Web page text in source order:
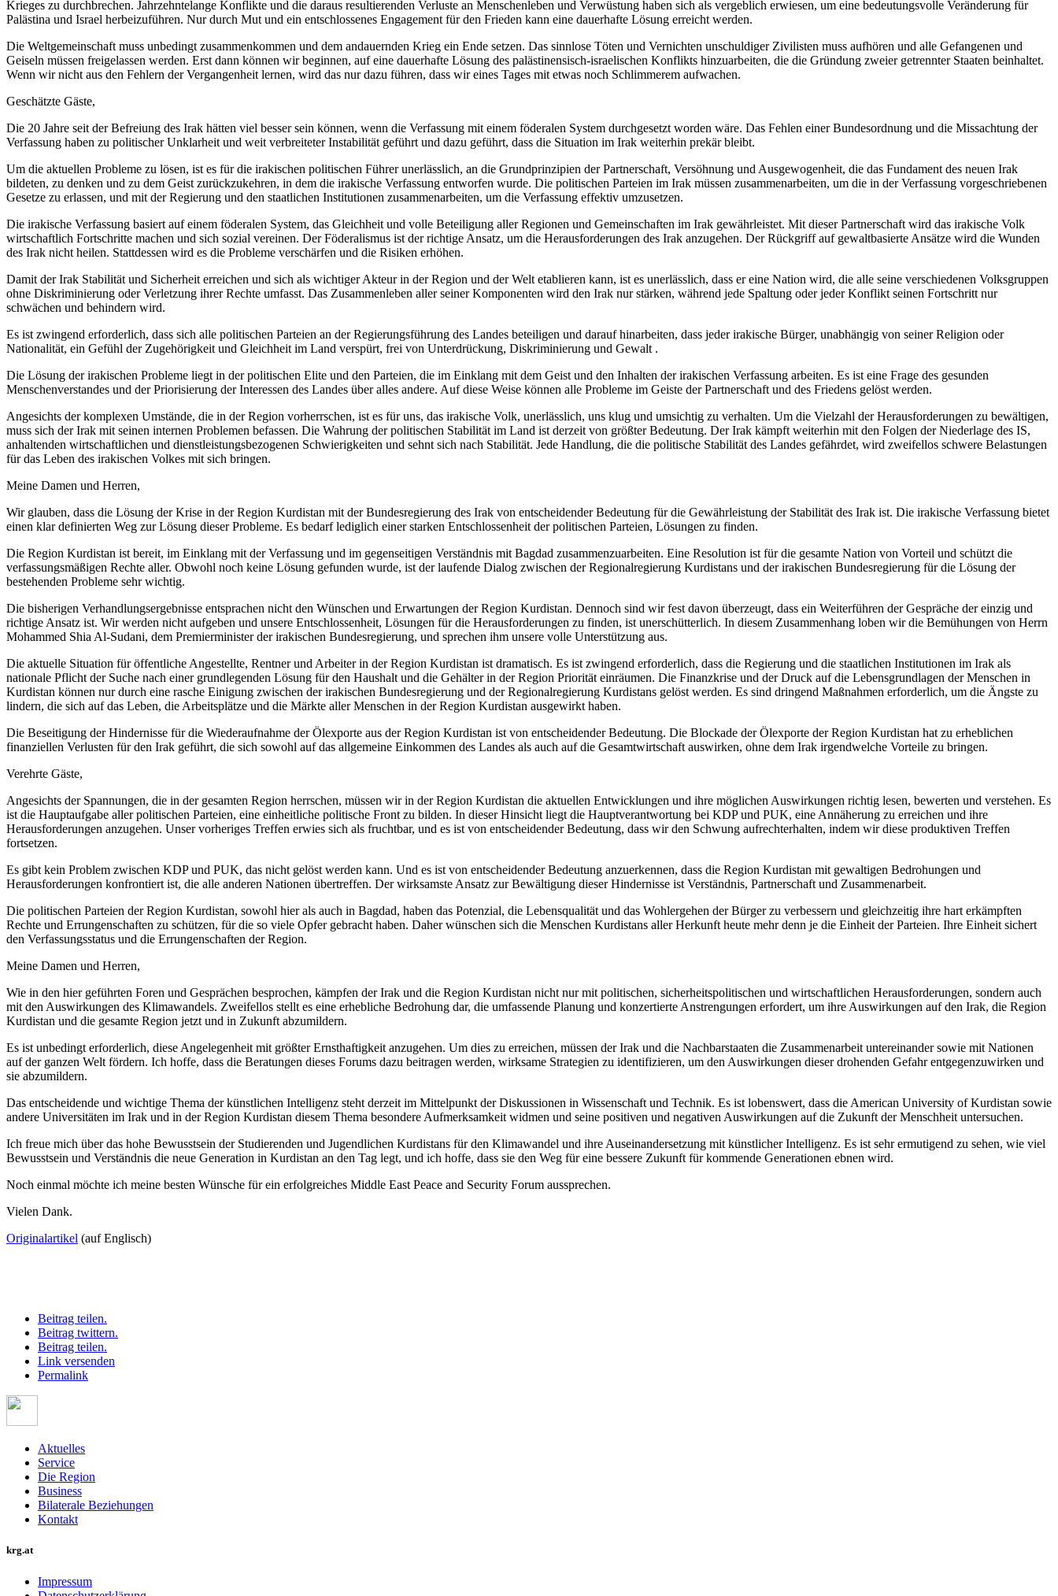
Krieges zu durchbrechen. Jahrzehntelange Konflikte und die daraus resultierenden Verluste an Menschenleben und Verwüstung haben sich als vergeblich erwiesen, um eine bedeutungsvolle Veränderung für
Palästina und Israel herbeizuführen. Nur durch Mut und ein entschlossenes Engagement für den Frieden kann eine dauerhafte Lösung erreicht werden.
Die Weltgemeinschaft muss unbedingt zusammenkommen und dem andauernden Krieg ein Ende setzen. Das sinnlose Töten und Vernichten unschuldiger Zivilisten muss aufhören und alle Gefangenen und
Geiseln müssen freigelassen werden. Erst dann können wir beginnen, auf eine dauerhafte Lösung des palästinensisch-israelischen Konflikts hinzuarbeiten, die die Gründung zweier getrennter Staaten beinhaltet.
Wenn wir nicht aus den Fehlern der Vergangenheit lernen, wird das nur dazu führen, dass wir eines Tages mit etwas noch Schlimmerem aufwachen.
Geschätzte Gäste,
Die 20 Jahre seit der Befreiung des Irak hätten viel besser sein können, wenn die Verfassung mit einem föderalen System durchgesetzt worden wäre. Das Fehlen einer Bundesordnung und die Missachtung der
Verfassung haben zu politischer Unklarheit und weit verbreiteter Instabilität geführt und dazu geführt, dass die Situation im Irak weiterhin prekär bleibt.
Um die aktuellen Probleme zu lösen, ist es für die irakischen politischen Führer unerlässlich, an die Grundprinzipien der Partnerschaft, Versöhnung und Ausgewogenheit, die das Fundament des neuen Irak
bildeten, zu denken und zu dem Geist zurückzukehren, in dem die irakische Verfassung entworfen wurde. Die politischen Parteien im Irak müssen zusammenarbeiten, um die in der Verfassung vorgeschriebenen
Gesetze zu erlassen, und mit der Regierung und den staatlichen Institutionen zusammenarbeiten, um die Verfassung effektiv umzusetzen.
Die irakische Verfassung basiert auf einem föderalen System, das Gleichheit und volle Beteiligung aller Regionen und Gemeinschaften im Irak gewährleistet. Mit dieser Partnerschaft wird das irakische Volk
wirtschaftlich Fortschritte machen und sich sozial vereinen. Der Föderalismus ist der richtige Ansatz, um die Herausforderungen des Irak anzugehen. Der Rückgriff auf gewaltbasierte Ansätze wird die Wunden
des Irak nicht heilen. Stattdessen wird es die Probleme verschärfen und die Risiken erhöhen.
Damit der Irak Stabilität und Sicherheit erreichen und sich als wichtiger Akteur in der Region und der Welt etablieren kann, ist es unerlässlich, dass er eine Nation wird, die alle seine verschiedenen Volksgruppen
ohne Diskriminierung oder Verletzung ihrer Rechte umfasst. Das Zusammenleben aller seiner Komponenten wird den Irak nur stärken, während jede Spaltung oder jeder Konflikt seinen Fortschritt nur
schwächen und behindern wird.
Es ist zwingend erforderlich, dass sich alle politischen Parteien an der Regierungsführung des Landes beteiligen und darauf hinarbeiten, dass jeder irakische Bürger, unabhängig von seiner Religion oder
Nationalität, ein Gefühl der Zugehörigkeit und Gleichheit im Land verspürt, frei von Unterdrückung, Diskriminierung und Gewalt .
Die Lösung der irakischen Probleme liegt in der politischen Elite und den Parteien, die im Einklang mit dem Geist und den Inhalten der irakischen Verfassung arbeiten. Es ist eine Frage des gesunden
Menschenverstandes und der Priorisierung der Interessen des Landes über alles andere. Auf diese Weise können alle Probleme im Geiste der Partnerschaft und des Friedens gelöst werden.
Angesichts der komplexen Umstände, die in der Region vorherrschen, ist es für uns, das irakische Volk, unerlässlich, uns klug und umsichtig zu verhalten. Um die Vielzahl der Herausforderungen zu bewältigen,
muss sich der Irak mit seinen internen Problemen befassen. Die Wahrung der politischen Stabilität im Land ist derzeit von größter Bedeutung. Der Irak kämpft weiterhin mit den Folgen der Niederlage des IS,
anhaltenden wirtschaftlichen und dienstleistungsbezogenen Schwierigkeiten und sehnt sich nach Stabilität. Jede Handlung, die die politische Stabilität des Landes gefährdet, wird zweifellos schwere Belastungen
für das Leben des irakischen Volkes mit sich bringen.
Meine Damen und Herren,
Wir glauben, dass die Lösung der Krise in der Region Kurdistan mit der Bundesregierung des Irak von entscheidender Bedeutung für die Gewährleistung der Stabilität des Irak ist. Die irakische Verfassung bietet
einen klar definierten Weg zur Lösung dieser Probleme. Es bedarf lediglich einer starken Entschlossenheit der politischen Parteien, Lösungen zu finden.
Die Region Kurdistan ist bereit, im Einklang mit der Verfassung und im gegenseitigen Verständnis mit Bagdad zusammenzuarbeiten. Eine Resolution ist für die gesamte Nation von Vorteil und schützt die
verfassungsmäßigen Rechte aller. Obwohl noch keine Lösung gefunden wurde, ist der laufende Dialog zwischen der Regionalregierung Kurdistans und der irakischen Bundesregierung für die Lösung der
bestehenden Probleme sehr wichtig.
Die bisherigen Verhandlungsergebnisse entsprachen nicht den Wünschen und Erwartungen der Region Kurdistan. Dennoch sind wir fest davon überzeugt, dass ein Weiterführen der Gespräche der einzig und
richtige Ansatz ist. Wir werden nicht aufgeben und unsere Entschlossenheit, Lösungen für die Herausforderungen zu finden, ist unerschütterlich. In diesem Zusammenhang loben wir die Bemühungen von Herrn
Mohammed Shia Al-Sudani, dem Premierminister der irakischen Bundesregierung, und sprechen ihm unsere volle Unterstützung aus.
Die aktuelle Situation für öffentliche Angestellte, Rentner und Arbeiter in der Region Kurdistan ist dramatisch. Es ist zwingend erforderlich, dass die Regierung und die staatlichen Institutionen im Irak als
nationale Pflicht der Suche nach einer grundlegenden Lösung für den Haushalt und die Gehälter in der Region Priorität einräumen. Die Finanzkrise und der Druck auf die Lebensgrundlagen der Menschen in
Kurdistan können nur durch eine rasche Einigung zwischen der irakischen Bundesregierung und der Regionalregierung Kurdistans gelöst werden. Es sind dringend Maßnahmen erforderlich, um die Ängste zu
lindern, die sich auf das Leben, die Arbeitsplätze und die Märkte aller Menschen in der Region Kurdistan ausgewirkt haben.
Die Beseitigung der Hindernisse für die Wiederaufnahme der Ölexporte aus der Region Kurdistan ist von entscheidender Bedeutung. Die Blockade der Ölexporte der Region Kurdistan hat zu erheblichen
finanziellen Verlusten für den Irak geführt, die sich sowohl auf das allgemeine Einkommen des Landes als auch auf die Gesamtwirtschaft auswirken, ohne dem Irak irgendwelche Vorteile zu bringen.
Verehrte Gäste,
Angesichts der Spannungen, die in der gesamten Region herrschen, müssen wir in der Region Kurdistan die aktuellen Entwicklungen und ihre möglichen Auswirkungen richtig lesen, bewerten und verstehen. Es
ist die Hauptaufgabe aller politischen Parteien, eine einheitliche politische Front zu bilden. In dieser Hinsicht liegt die Hauptverantwortung bei KDP und PUK, eine Annäherung zu erreichen und ihre
Herausforderungen anzugehen. Unser vorheriges Treffen erwies sich als fruchtbar, und es ist von entscheidender Bedeutung, dass wir den Schwung aufrechterhalten, indem wir diese produktiven Treffen
fortsetzen.
Es gibt kein Problem zwischen KDP und PUK, das nicht gelöst werden kann. Und es ist von entscheidender Bedeutung anzuerkennen, dass die Region Kurdistan mit gewaltigen Bedrohungen und
Herausforderungen konfrontiert ist, die alle anderen Nationen übertreffen. Der wirksamste Ansatz zur Bewältigung dieser Hindernisse ist Verständnis, Partnerschaft und Zusammenarbeit.
Die politischen Parteien der Region Kurdistan, sowohl hier als auch in Bagdad, haben das Potenzial, die Lebensqualität und das Wohlergehen der Bürger zu verbessern und gleichzeitig ihre hart erkämpften
Rechte und Errungenschaften zu schützen, für die so viele Opfer gebracht haben. Daher wünschen sich die Menschen Kurdistans aller Herkunft heute mehr denn je die Einheit der Parteien. Ihre Einheit sichert
den Verfassungsstatus und die Errungenschaften der Region.
Meine Damen und Herren,
Wie in den hier geführten Foren und Gesprächen besprochen, kämpfen der Irak und die Region Kurdistan nicht nur mit politischen, sicherheitspolitischen und wirtschaftlichen Herausforderungen, sondern auch
mit den Auswirkungen des Klimawandels. Zweifellos stellt es eine erhebliche Bedrohung dar, die umfassende Planung und konzertierte Anstrengungen erfordert, um ihre Auswirkungen auf den Irak, die Region
Kurdistan und die gesamte Region jetzt und in Zukunft abzumildern.
Es ist unbedingt erforderlich, diese Angelegenheit mit größter Ernsthaftigkeit anzugehen. Um dies zu erreichen, müssen der Irak und die Nachbarstaaten die Zusammenarbeit untereinander sowie mit Nationen
auf der ganzen Welt fördern. Ich hoffe, dass die Beratungen dieses Forums dazu beitragen werden, wirksame Strategien zu identifizieren, um den Auswirkungen dieser drohenden Gefahr entgegenzuwirken und
sie abzumildern.
Das entscheidende und wichtige Thema der künstlichen Intelligenz steht derzeit im Mittelpunkt der Diskussionen in Wissenschaft und Technik. Es ist lobenswert, dass die American University of Kurdistan sowie
andere Universitäten im Irak und in der Region Kurdistan diesem Thema besondere Aufmerksamkeit widmen und seine positiven und negativen Auswirkungen auf die Zukunft der Menschheit untersuchen.
Ich freue mich über das hohe Bewusstsein der Studierenden und Jugendlichen Kurdistans für den Klimawandel und ihre Auseinandersetzung mit künstlicher Intelligenz. Es ist sehr ermutigend zu sehen, wie viel
Bewusstsein und Verständnis die neue Generation in Kurdistan an den Tag legt, und ich hoffe, dass sie den Weg für eine bessere Zukunft für kommende Generationen ebnen wird.
Noch einmal möchte ich meine besten Wünsche für ein erfolgreiches Middle East Peace and Security Forum aussprechen.
Vielen Dank.
Originalartikel (auf Englisch)
Beitrag teilen.
Beitrag twittern.
Beitrag teilen.
Link versenden
Permalink
Aktuelles
Service
Die Region
Business
Bilaterale Beziehungen
Kontakt
krg.at
Impressum